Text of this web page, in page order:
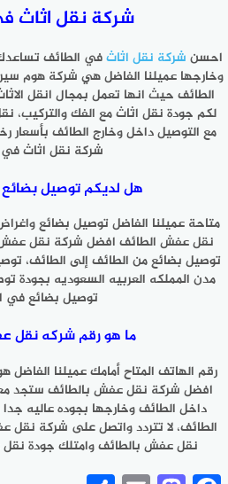
شركة نقل اثاث
احسن شركة نقل اثاثفي الطائف
وخارجها عميلنا الفاضل هي شركة هوم
الطائف حيث انها تعمل بمجال انقل
لكم جودة نقل اثاث مع الفك والتركيب،
مع التوصيل داخل وخارج الطائف
شركة نقل اثاث في
هل لديكم توصيل
متاحة عميلنا الفاضل توصيل بضائع
نقل عفش الطائف افضل شركة نقل
توصيل بضائع من الطائف إلى الطائف،
مدن المملكه العربيه السعوديه بجودة
توصيل بضائع في
ما هو رقم شركه نقل
رقم الهاتف المتاح أمامك عميلنا
افضل شركة نقل عفش بالطائف ستجد
داخل الطائف وخارجها بجوده عاليه
الطائف، لا تتردد واتصل على شركة
نقل عفش بالطائف وامتلك جودة نقل